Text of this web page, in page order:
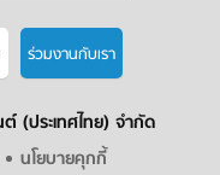
ร่วมงานกับเรา
(ประเทศไทย) จำกัด
นโยบายคุกกี้